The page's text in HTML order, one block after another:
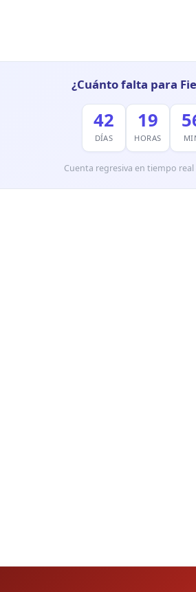
¿Cuánto falta para
42
DÍAS
19
HORAS
Cuenta regresiva en tiempo real